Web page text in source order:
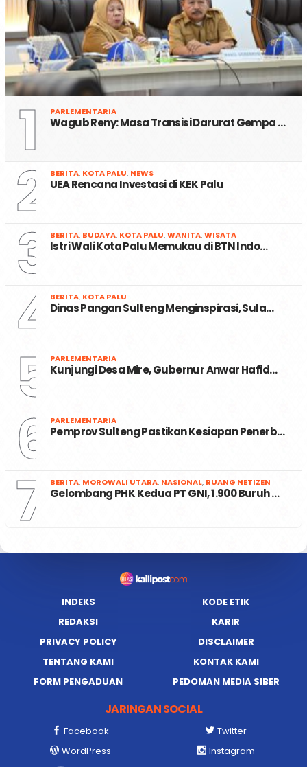
1 PARLEMENTARIA
Wagub Reny: Masa Transisi Darurat Gempa …
2 BERITA, KOTA PALU, NEWS
UEA Rencana Investasi di KEK Palu
3 BERITA, BUDAYA, KOTA PALU,WANITA,WISATA
Istri Wali Kota Palu Memukau di BTN Indo…
4 BERITA, KOTA PALU
Dinas Pangan Sulteng Menginspirasi, Sula…
5 PARLEMENTARIA
Kunjungi Desa Mire, Gubernur Anwar Hafid…
6 PARLEMENTARIA
Pemprov Sulteng Pastikan Kesiapan Penerb…
7 BERITA, MOROWALI UTARA, NASIONAL, RUANG NETIZEN
Gelombang PHK Kedua PT GNI, 1.900 Buruh …
INDEKS
KODE ETIK
REDAKSI
KARIR
PRIVACY POLICY
DISCLAIMER
TENTANG KAMI
KONTAK KAMI
FORM PENGADUAN
PEDOMAN MEDIA SIBER
JARINGAN SOCIAL
Facebook
Twitter
WordPress
Instagram